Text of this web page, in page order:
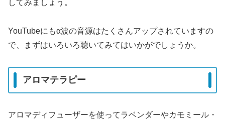
してみましょう。
YouTubeにもα波の音源はたくさんアップされていますの
で、まずはいろいろ聴いてみてはいかがでしょうか。
アロマテラピー
アロマディフューザーを使ってラベンダーやカモミール・